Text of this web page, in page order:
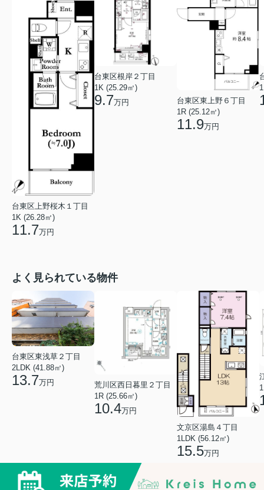
台東区上野桜木１丁目
1K (26.28㎡)
11.7万円
台東区根岸２丁目
1K (25.29㎡)
9.7万円
台東区東上野６丁目
1R (25.12㎡)
11.9万円
よく見られている物件
台東区東浅草２丁目
2LDK (41.88㎡)
13.7万円
荒川区西日暮里２丁目
1R (25.66㎡)
10.4万円
文京区湯島４丁目
1LDK (56.12㎡)
15.5万円